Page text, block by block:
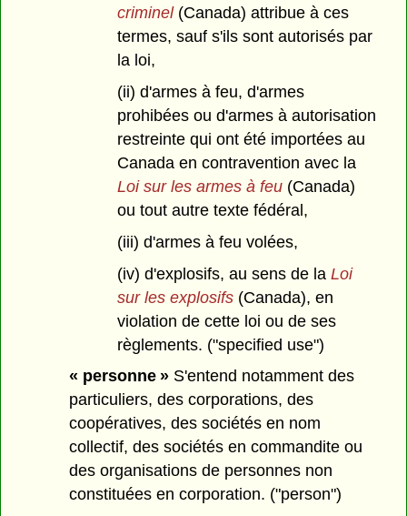
criminel(Canada) attribue à ces
termes, sauf s'ils sont autorisés par
la loi,
(ii) d'armes à feu, d'armes
prohibées ou d'armes à autorisation
restreinte qui ont été importées au
Canada en contravention avec la
Loi sur les armes à feu (Canada)
ou tout autre texte fédéral,
(iii) d'armes à feu volées,
(iv) d'explosifs, au sens de laLoi
sur les explosifs (Canada), en
violation de cette loi ou de ses
règlements. ("specified use")
« personne » S'entend notamment des
particuliers, des corporations, des
coopératives, des sociétés en nom
collectif, des sociétés en commandite ou
des organisations de personnes non
constituées en corporation. ("person")